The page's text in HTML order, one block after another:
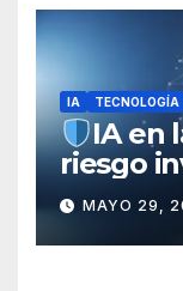
IA TECNOLOGÍA
IA en
riesgo
más de
MAYO 29,